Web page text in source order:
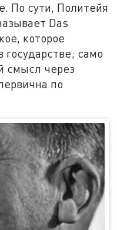
По сути, Политейя
Das
которое
само
смысл через
по